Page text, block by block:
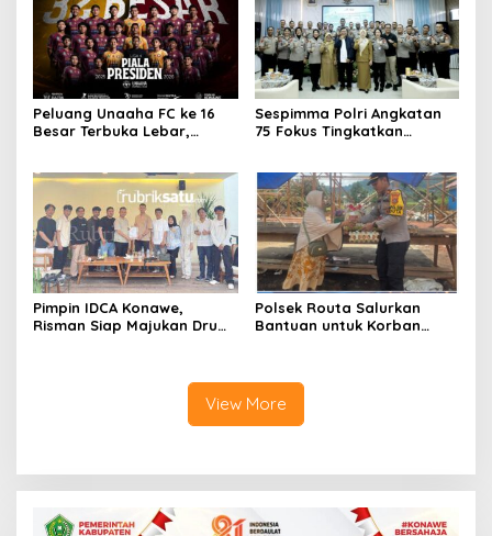
Peluang Unaaha FC ke 16
Besar Terbuka Lebar,
Sespimma Polri Angkatan
75 Fokus Tingkatkan
Pimpin IDCA Konawe,
Risman Siap Majukan Drum
Polsek Routa Salurkan
Bantuan untuk Korban
View More